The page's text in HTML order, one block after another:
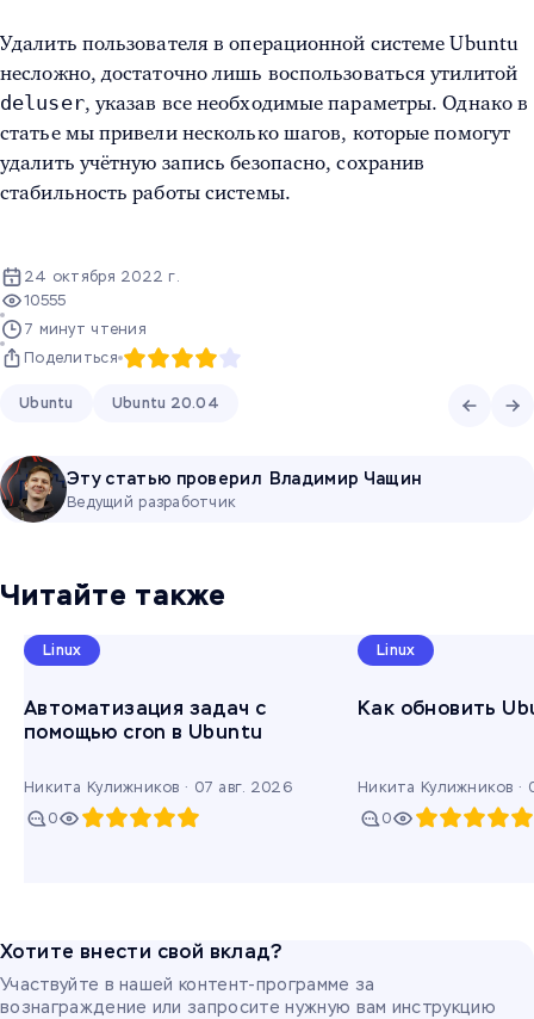
Удалить пользователя в операционной системе Ubuntu
несложно, достаточно лишь воспользоваться утилитой
deluser, указав все необходимые параметры. Однако в
статье мы привели несколько шагов, которые помогут
удалить учётную запись безопасно, сохранив
стабильность работы системы.
24 октября 2022 г.
10555
7 минут чтения
Поделиться
Ubuntu Ubuntu 20.04
Эту статью проверил Владимир Чащин
Ведущий разработчик
Читайте также
Linux
Автоматизация задач с
помощью cron в Ubuntu
Никита Кулижников · 07 авг. 2026
0
Linux
Как обновить
Никита Кулижников ·
0
Хотите внести свой вклад?
Участвуйте в нашей контент-программе за
вознаграждение или запросите нужную вам инструкцию